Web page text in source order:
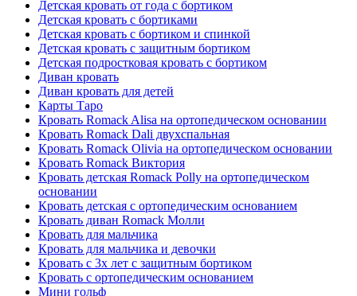
Детская кровать от года с бортиком
Детская кровать с бортиками
Детская кровать с бортиком и спинкой
Детская кровать с защитным бортиком
Детская подростковая кровать с бортиком
Диван кровать
Диван кровать для детей
Карты Таро
Кровать Romack Alisa на ортопедическом основании
Кровать Romack Dali двухспальная
Кровать Romack Olivia на ортопедическом основании
Кровать Romack Виктория
Кровать детская Romack Polly на ортопедическом
основании
Кровать детская с ортопедическим основанием
Кровать диван Romack Молли
Кровать для мальчика
Кровать для мальчика и девочки
Кровать с 3х лет с защитным бортиком
Кровать с ортопедическим основанием
Мини гольф